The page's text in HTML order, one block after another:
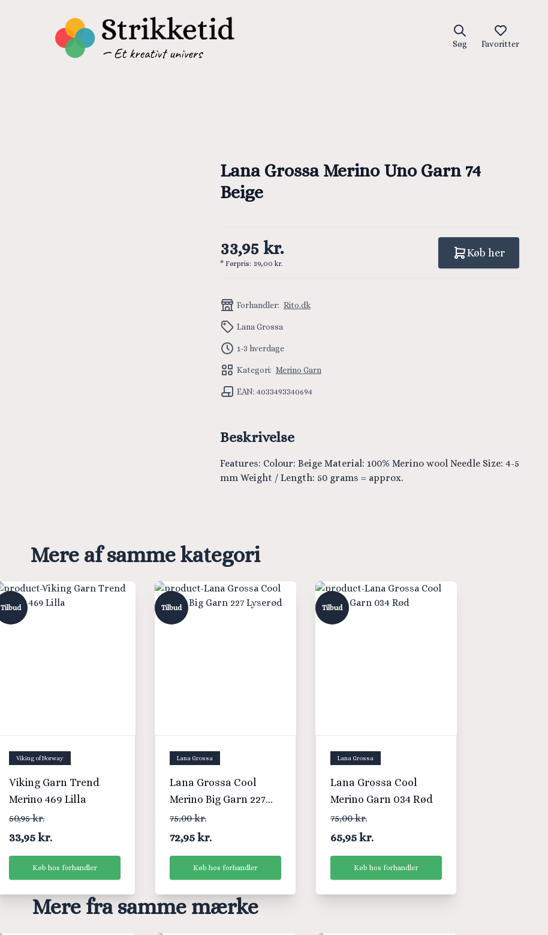
Søg
Favoritter
Lana Grossa Merino Uno Garn 74
Beige
33,95 kr.
* Førpris: 39,00 kr.
Køb her
Forhandler: Rito.dk
Lana Grossa
1-3 hverdage
Kategori: Merino Garn
EAN: 4033493340694
Beskrivelse
Features: Colour: Beige Material: 100% Merino wool Needle Size: 4-5
mm Weight / Length: 50 grams = approx.
Mere af samme kategori
Tilbud
Viking of Norway
Viking Garn Trend
Merino 469 Lilla
50,95 kr.
33,95 kr.
Køb hos forhandler
Tilbud
Lana Grossa
Lana Grossa Cool
Merino Big Garn 227
Lyserød
75,00 kr.
72,95 kr.
Køb hos forhandler
Tilbud
Lana Grossa
Lana Grossa Cool
Merino Garn 034 Rød
75,00 kr.
65,95 kr.
Køb hos forhandler
Mere fra samme mærke